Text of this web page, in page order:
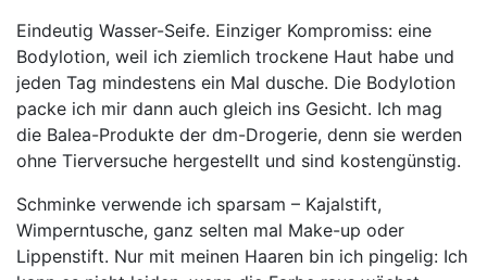
Eindeutig Wasser-Seife. Einziger Kompromiss: eine
Bodylotion, weil ich ziemlich trockene Haut habe und
jeden Tag mindestens ein Mal dusche. Die Bodylotion
packe ich mir dann auch gleich ins Gesicht. Ich mag
die Balea-Produkte der dm-Drogerie, denn sie werden
ohne Tierversuche hergestellt und sind kostengünstig.
Schminke verwende ich sparsam – Kajalstift,
Wimperntusche, ganz selten mal Make-up oder
Lippenstift. Nur mit meinen Haaren bin ich pingelig: Ich